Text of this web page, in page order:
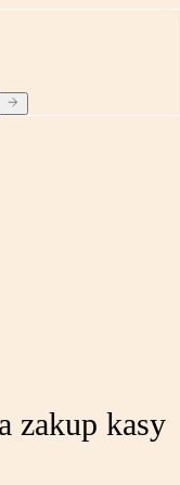
zakup kasy